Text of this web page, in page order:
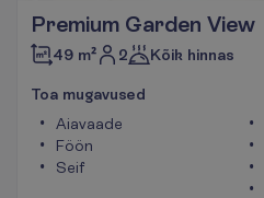
Premium Garden View
49 m² 2 Kõik hinnas
Toa mugavused
Aiavaade
Föön
Seif